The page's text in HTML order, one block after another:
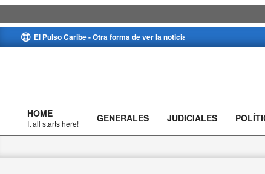
to
El Pulso Caribe - Otra forma de ver la noticia
Primary
Navigation
HOME
It all starts here! GENERALES JUDICIALES